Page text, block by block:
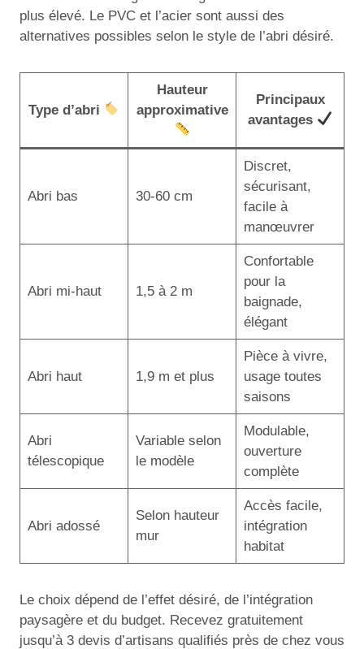
plus élevé. Le PVC et l’acier sont aussi des
alternatives possibles selon le style de l’abri désiré.
Type d’abri
Hauteur
approximative
Principaux
avantages
Abri bas 30-60 cm
Discret,
sécurisant,
facile à
manœuvrer
Abri mi-haut 1,5 à 2 m
Confortable
pour la
baignade,
élégant
Abri haut 1,9 m et plus
Pièce à vivre,
usage toutes
saisons
Abri
télescopique
Variable selon
le modèle
Modulable,
ouverture
complète
Abri adossé
Selon hauteur
mur
Accès facile,
intégration
habitat
Le choix dépend de l’effet désiré, de l’intégration
paysagère et du budget. Recevez gratuitement
jusqu’à 3 devis d’artisans qualifiés près de chez vous